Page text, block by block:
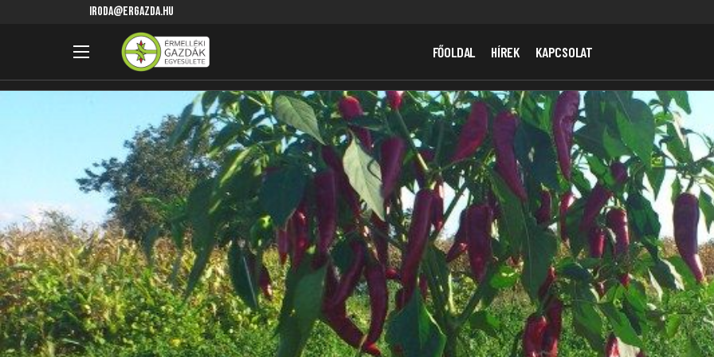
iroda@ergazda.hu
FŐOLDAL HÍREK KAPCSOLAT
GazdaHirek Uborka És Fűszerpaprika Termesztés Az Érmelléken